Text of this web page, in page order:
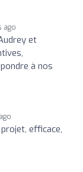
ago
et
à nos
efficace,